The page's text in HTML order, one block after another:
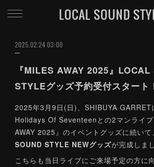
LOCAL SOUND
2025.02.24 03:00
『MILES AWAY 2025』
STYLEグッズ予約受付スタート
2025年3月9日(日)、SHIBUYA GARRET
Holidays Of Seventeenとの2マンライ
AWAY 2025』のイベントグッズに続いて、
SOUND STYLE NEWグッズが完成しま
こちらも当日ライブにご来場予定の方に向